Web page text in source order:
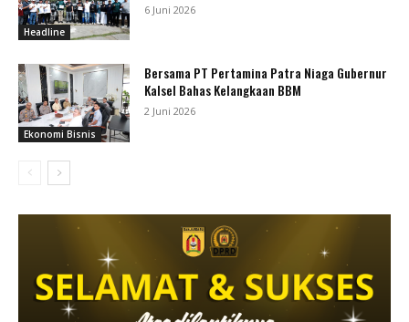
Headline
6 Juni 2026
Ekonomi Bisnis
Bersama PT Pertamina Patra Niaga Gubernur
Kalsel Bahas Kelangkaan BBM
2 Juni 2026